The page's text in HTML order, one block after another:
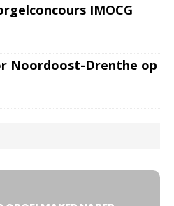
IMOCG
Noordoost-Drenthe op